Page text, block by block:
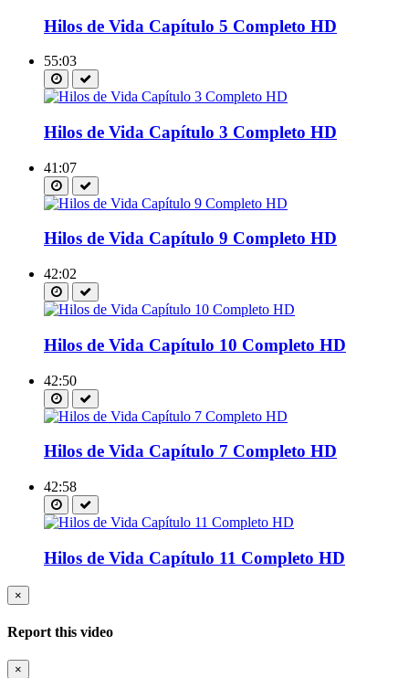
Hilos de Vida Capítulo 5 Completo HD
55:03
Hilos de Vida Capítulo 3 Completo HD
41:07
Hilos de Vida Capítulo 9 Completo HD
42:02
Hilos de Vida Capítulo 10 Completo HD
42:50
Hilos de Vida Capítulo 7 Completo HD
42:58
Hilos de Vida Capítulo 11 Completo HD
×
Report this video
×